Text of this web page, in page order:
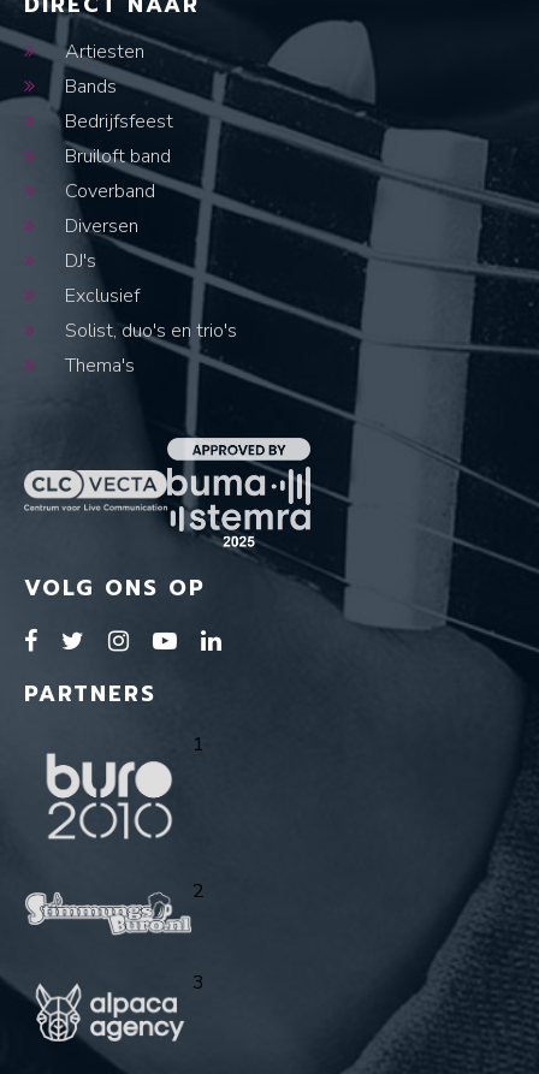
Artiesten
Bands
Bedrijfsfeest
Bruiloft band
Coverband
Diversen
DJ's
Exclusief
Solist, duo's en trio's
Thema's
VOLG ONS OP
PARTNERS
1
2
3